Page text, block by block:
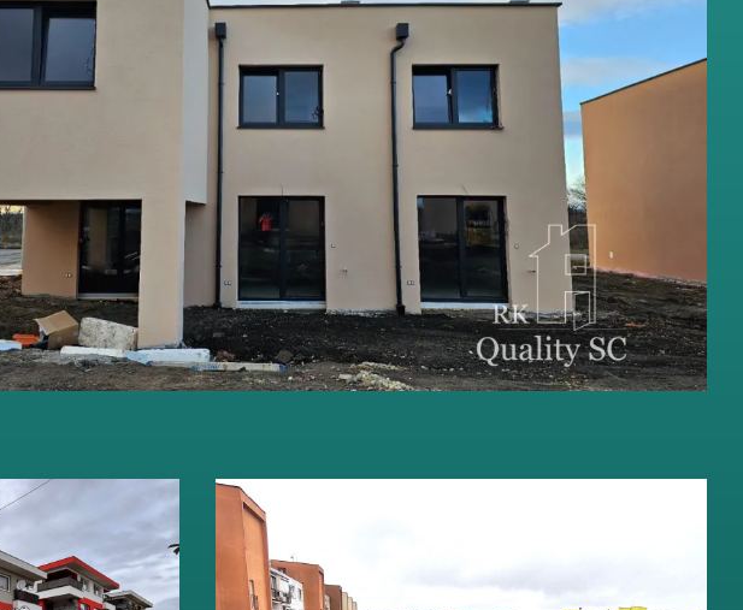
PREDANÉ - SENEC -
EXKLUZÍVNE IBA U NÁS - NA
PREDAJ 3 IZBOVÝ BYT V
CENTRE MESTA - ul.